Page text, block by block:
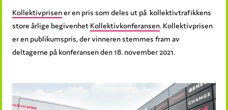
Kollektivprisener en pris som deles ut på kollektivtrafikkens
store årlige begivenhet Kollektivkonferansen. Kollektivprisen
er en publikumspris, der vinneren stemmes fram av
deltagerne på konferansen den 18. november 2021.